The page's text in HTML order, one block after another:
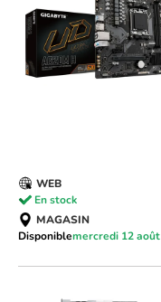
WEB
En stock
MAGASIN
Disponiblemercredi 12 août